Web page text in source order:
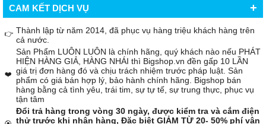
CAM KẾT DỊCH VỤ +
👉 Thành lập từ năm 2014, đã phục vụ hàng triệu khách hàng trên
cả nước.
❤️
Sản Phẩm LUÔN LUÔN là chính hãng, quý khách nào nếu PHÁT
HIỆN HÀNG GIẢ, HÀNG NHÁI thì Bigshop.vn đền gấp 10 LẦN
giá trị đơn hàng đó và chịu trách nhiệm trước pháp luật. Sản
phẩm có giá bán hợp lý, bảo hành chính hãng. Bigshop bán
hàng bằng cả tình yêu, trái tim, sự tự tế, sự trung thực, phục vụ
tận tâm
Đổi trả hàng trong vòng 30 ngày, được kiểm tra và cắm điện
thử trước khi nhận hàng, Đặc biệt GIẢM TỪ 20- 50% phí vận